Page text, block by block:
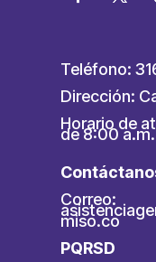
Teléfono:
Dirección:
Horario de
de 8:00
Correo:
miso.co
PQRSD